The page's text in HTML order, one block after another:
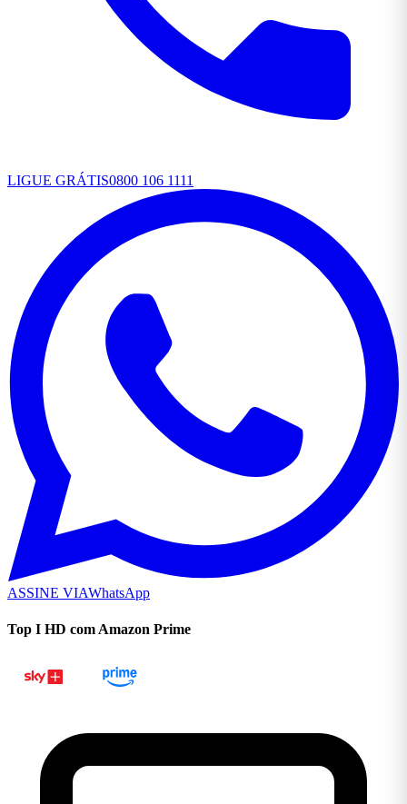
LIGUE GRÁTIS0800 106 1111
ASSINE VIAWhatsApp
Top I HD com Amazon Prime